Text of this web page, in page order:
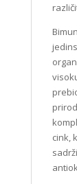
cink,